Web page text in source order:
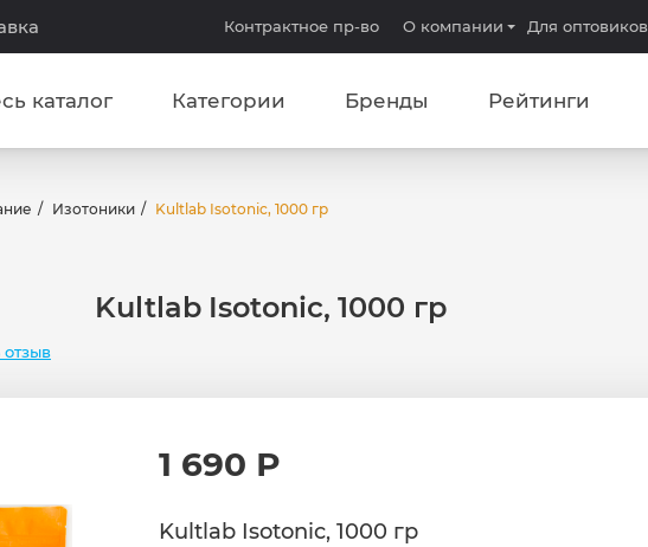
Контрактное пр-во О компании Для оптовиков
каталог Категории Бренды Рейтинги
Изотоники Kultlab Isotonic, 1000 гр
Kultlab Isotonic, 1000 гр
отзыв
1 690 Р
Kultlab Isotonic, 1000 гр